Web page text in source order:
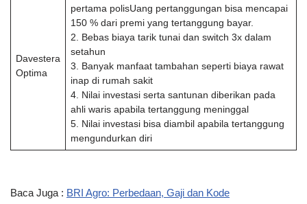
Davestera
Optima
pertama polisUang pertanggungan bisa mencapai
150 % dari premi yang tertanggung bayar.
2. Bebas biaya tarik tunai dan switch 3x dalam
setahun
3. Banyak manfaat tambahan seperti biaya rawat
inap di rumah sakit
4. Nilai investasi serta santunan diberikan pada
ahli waris apabila tertanggung meninggal
5. Nilai investasi bisa diambil apabila tertanggung
mengundurkan diri
Baca Juga : BRI Agro: Perbedaan, Gaji dan Kode